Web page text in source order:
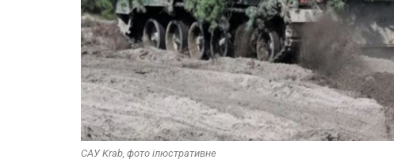
САУ Krab, фото ілюстративне